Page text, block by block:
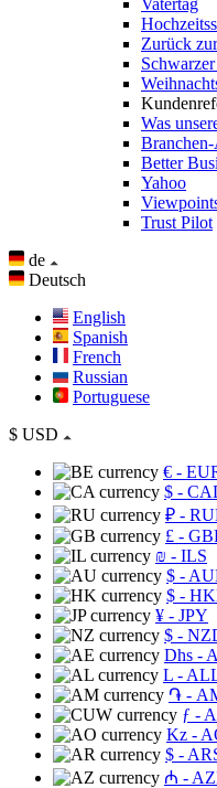
Vatertag
Zurück
Was
Better
Yahoo
Trust Pilot
de
Deutsch
English
Spanish
French
Russian
Portuguese
$ USD
€ -
$ -
₽ -
£ -
₪ - ILS
$ -
$ -
¥ - JPY
$ -
Dhs -
L -
֏ -
ƒ -
Kz -
$ -
₼ -